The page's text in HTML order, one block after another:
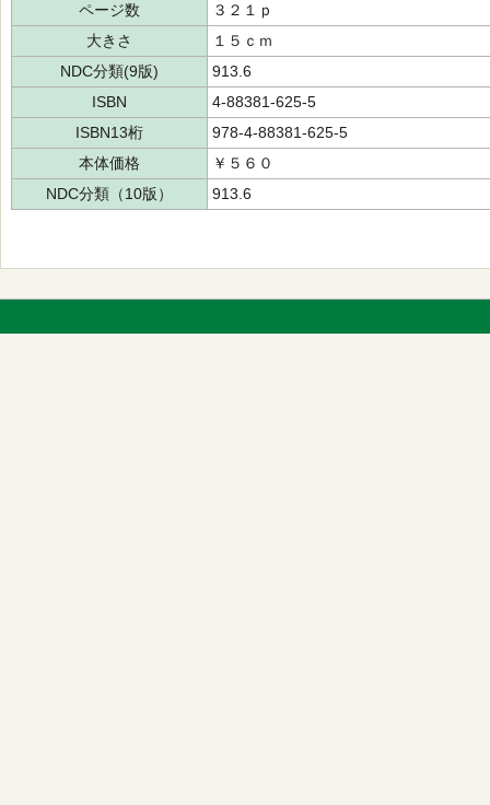
ページ数
３２１ｐ
大きさ
１５ｃｍ
NDC分類(9版)
913.6
ISBN
4-88381-625-5
ISBN13桁
978-4-88381-625-5
本体価格
￥５６０
NDC分類（10版）
913.6